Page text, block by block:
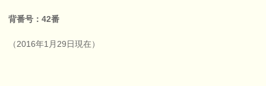
背番号：42番
（2016年1月29日現在）